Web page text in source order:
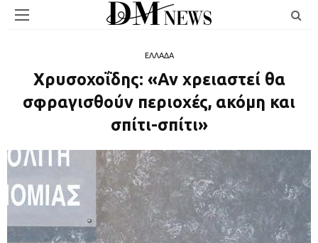
ΕΛΛΑΔΑ
Χρυσοχοΐδης: «Αν χρειαστεί θα
σφραγισθούν περιοχές, ακόμη και
σπίτι-σπίτι»